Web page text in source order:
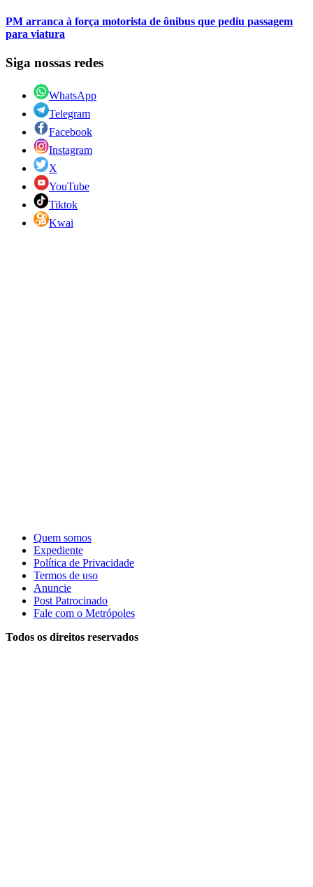
PM arranca à força motorista de ônibus que pediu passagem
para viatura
Siga nossas redes
WhatsApp
Telegram
Facebook
Instagram
X
YouTube
Tiktok
Kwai
Quem somos
Expediente
Política de Privacidade
Termos de uso
Anuncie
Post Patrocinado
Fale com o Metrópoles
Todos os direitos reservados